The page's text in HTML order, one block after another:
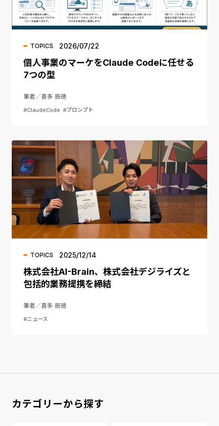
TOPICS 2026/07/22
個人事業のマーケをClaude Codeに任せる
7つの型
筆者／喜多 辰徳
#ClaudeCode #プロンプト
TOPICS 2025/12/14
株式会社AI-Brain、株式会社デジライズと
包括的業務提携を締結
筆者／喜多 辰徳
#ニュース
カテゴリーから探す